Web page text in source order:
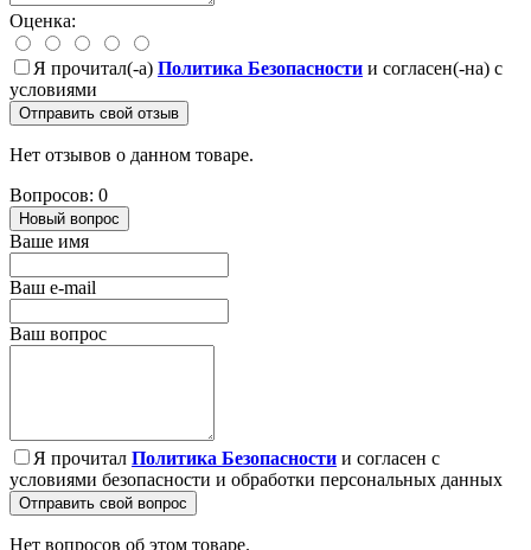
Оценка:
Я прочитал(-а) Политика Безопасности и согласен(-на) с
условиями
Отправить свой отзыв
Нет отзывов о данном товаре.
Вопросов: 0
Новый вопрос
Ваше имя
Ваш e-mail
Ваш вопрос
Я прочитал Политика Безопасности и согласен с
условиями безопасности и обработки персональных данных
Отправить свой вопрос
Нет вопросов об этом товаре.